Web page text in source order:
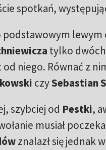
spotkań,
podstawowym
tylko dwóch
niego. Równać z
czySebastian
szybciej od Pestki,
musiał
znalazł się jednak